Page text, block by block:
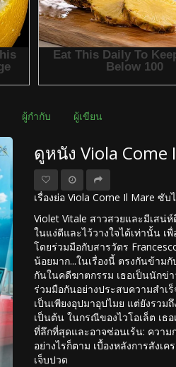
ผู้กำกับ ผู้เขียน
ดูหนัง Viola Come
เรื่องย่อ Viola Come Il Mare ซับ
Violet Vitale สาวสวยและมีเสน่
ในแง่ดีและไว้วางใจได้เท่านั้น
โดยร่วมมือกับสารวัตร
น้อยมาก...ในเรื่องนี้ ตรงกันข้าม
กันในคดีฆาตกรรม เธอเป็นนักข่
ร่วมมือกันอย่างประสบความสำเ
เป็นเพียงอุปมาอุปไมย แต่ยังรว
เป็นต้น ในกรณีของไวโอเล็ต เธ
ที่ลึกที่สุดและอาจซ่อนเร้น: ความ
อย่างไรก็ตาม เบื้องหลังการสังเ
เจ็บปวด